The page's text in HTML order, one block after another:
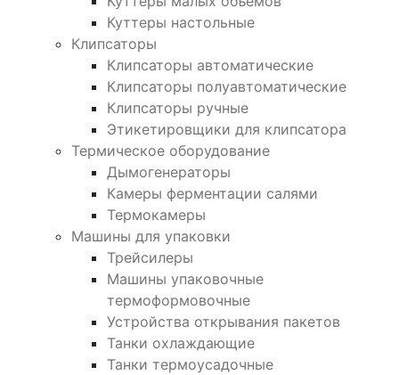
Куттеры настольные
Клипсаторы
Клипсаторы автоматические
Клипсаторы полуавтоматические
Клипсаторы ручные
Этикетировщики для клипсатора
Термическое оборудование
Дымогенераторы
Камеры ферментации салями
Термокамеры
Машины для упаковки
Трейсилеры
Машины упаковочные
термоформовочные
Устройства открывания пакетов
Танки охлаждающие
Танки термоусадочные